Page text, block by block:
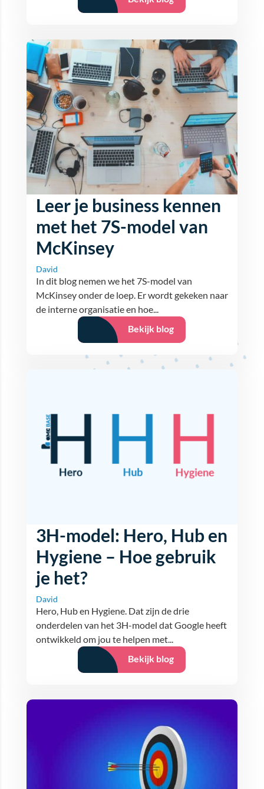
Leer je business kennen
met het 7S-model van
McKinsey
David
In dit blog nemen we het 7S-model van
McKinsey onder de loep. Er wordt gekeken naar
de interne organisatie en hoe...
Bekijk blog
3H-model: Hero, Hub en
Hygiene – Hoe gebruik
je het?
David
Hero, Hub en Hygiene. Dat zijn de drie
onderdelen van het 3H-model dat Google heeft
ontwikkeld om jou te helpen met...
Bekijk blog